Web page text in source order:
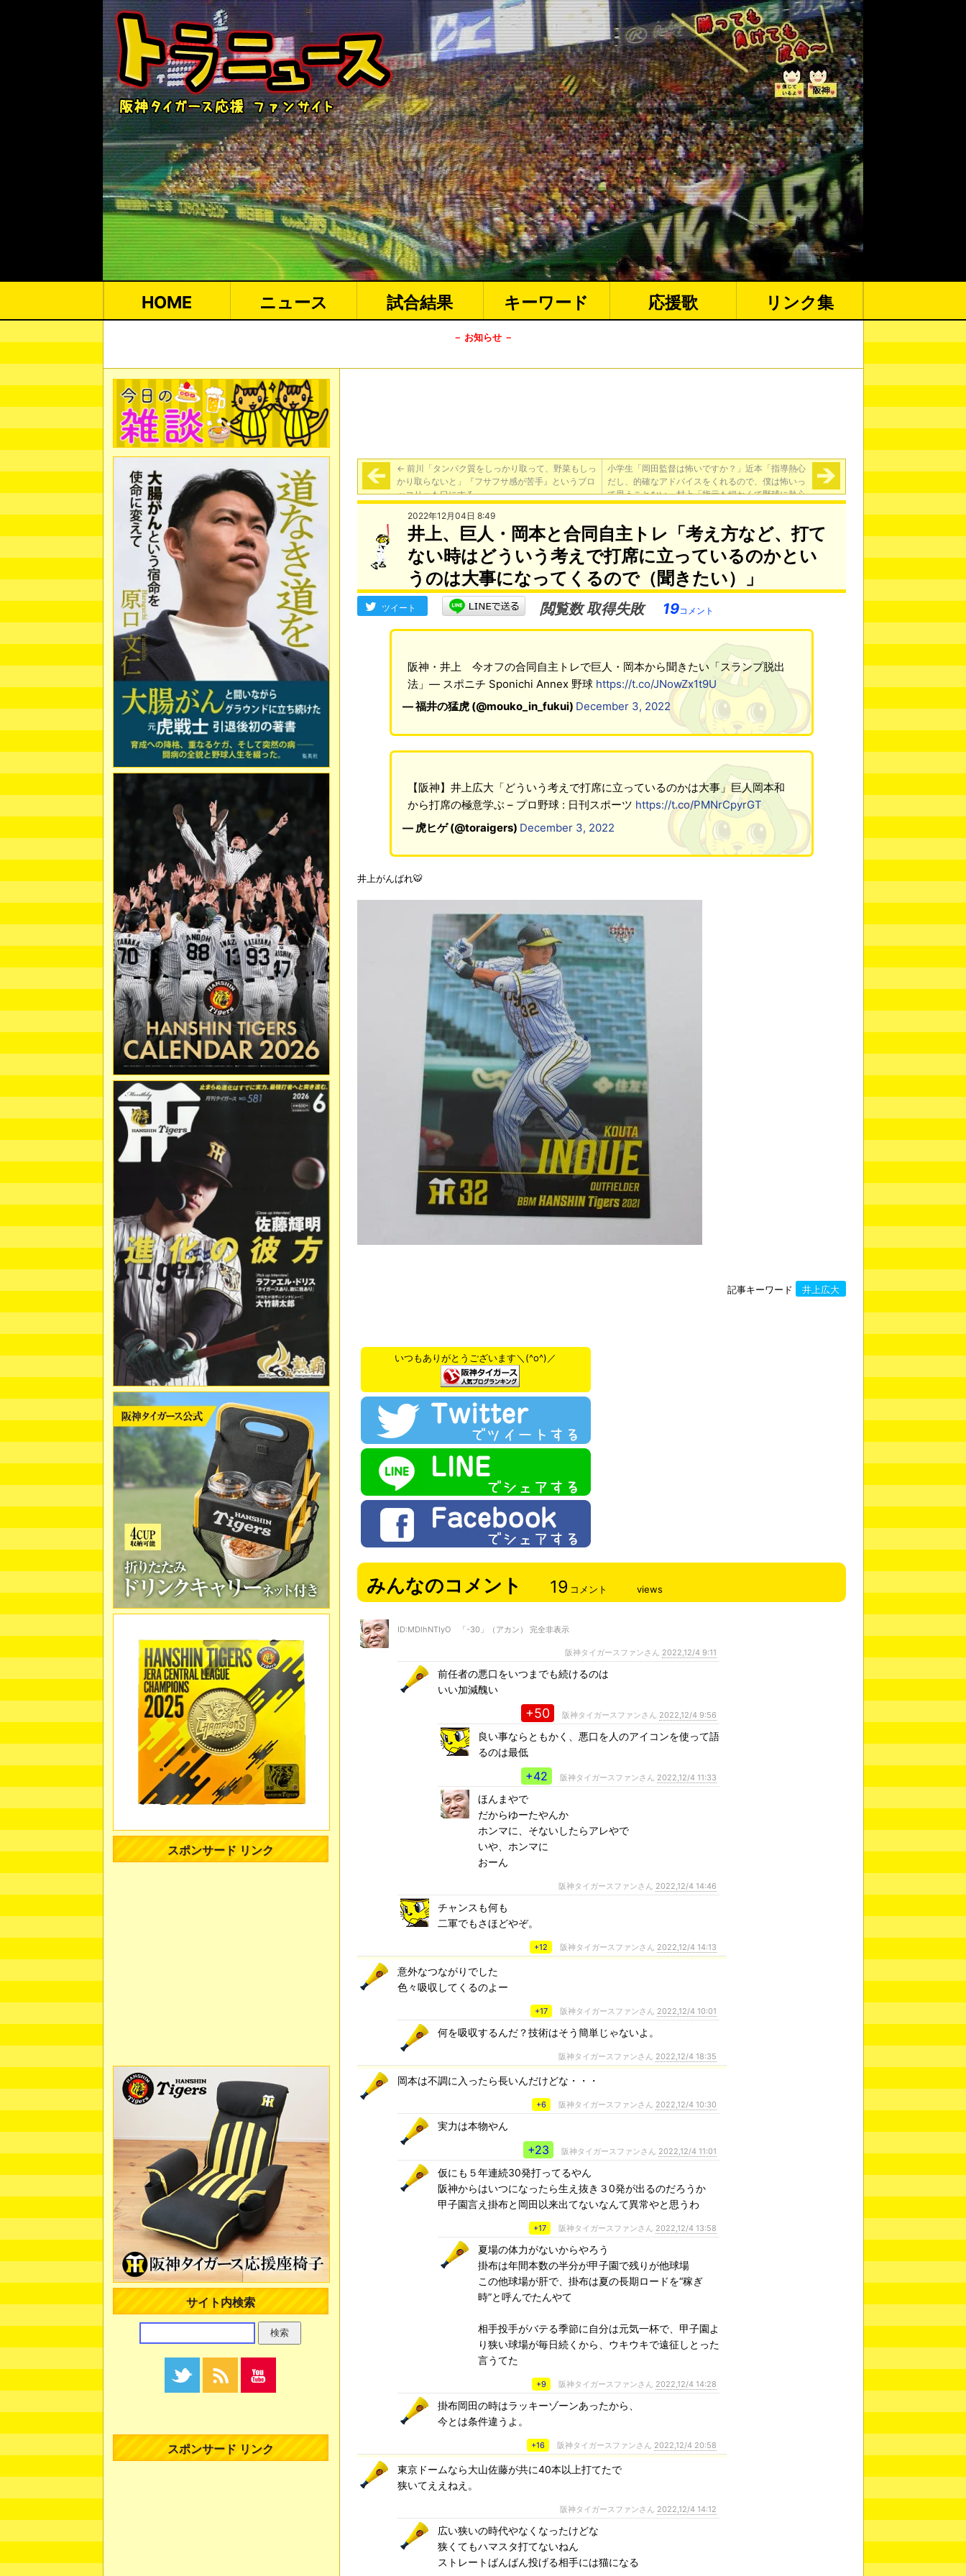
HOME ニュース 試合結果 キーワード 応援歌 リンク集
－ お知らせ －
← 前川「タンパク質をしっかり取って、野菜もしっ
かり取らないと」『フサフサ感が苦手』というブロ
ッコリーも口にする
小学生「岡田監督は怖いですか？」近本「指導熱心
だし、的確なアドバイスをくれるので、僕は怖いっ
て思うことない」村上「指示も細かくて野球に熱心
な方だなと思いました」→
2022年12月04日 8:49
井上、巨人・岡本と合同自主トレ「考え方など、打て
ない時はどういう考えで打席に立っているのかとい
うのは大事になってくるので（聞きたい）」
ツイート 閲覧数 取得失敗 19コメント
阪神・井上 今オフの合同自主トレで巨人・岡本から聞きたい「スランプ脱出
法」― スポニチ Sponichi Annex 野球 https://t.co/JNowZx1t9U
— 福井の猛虎 (@mouko_in_fukui) December 3, 2022
【阪神】井上広大「どういう考えで打席に立っているのかは大事」巨人岡本和
から打席の極意学ぶ – プロ野球 : 日刊スポーツ https://t.co/PMNrCpyrGT
— 虎ヒゲ (@toraigers) December 3, 2022
井上がんばれ🐯
記事キーワード 井上広大
いつもありがとうございます＼(^o^)／
みんなのコメント 19 コメント views
ID:MDlhNTIyO 「-30」（アカン） 完全非表示
阪神タイガースファンさん 2022,12/4 9:11
前任者の悪口をいつまでも続けるのは
いい加減醜い
+50 阪神タイガースファンさん 2022,12/4 9:56
良い事ならともかく、悪口を人のアイコンを使って語
るのは最低
+42 阪神タイガースファンさん 2022,12/4 11:33
ほんまやで
だからゆーたやんか
ホンマに、そないしたらアレやで
いや、ホンマに
おーん
阪神タイガースファンさん 2022,12/4 14:46
チャンスも何も
二軍でもさほどやぞ。
+12 阪神タイガースファンさん 2022,12/4 14:13
意外なつながりでした
色々吸収してくるのよー
+17 阪神タイガースファンさん 2022,12/4 10:01
何を吸収するんだ？技術はそう簡単じゃないよ。
阪神タイガースファンさん 2022,12/4 18:35
岡本は不調に入ったら長いんだけどな・・・
+6 阪神タイガースファンさん 2022,12/4 10:30
実力は本物やん
+23 阪神タイガースファンさん 2022,12/4 11:01
仮にも５年連続30発打ってるやん
阪神からはいつになったら生え抜き３0発が出るのだろうか
甲子園言え掛布と岡田以来出てないなんて異常やと思うわ
+17 阪神タイガースファンさん 2022,12/4 13:58
夏場の体力がないからやろう
掛布は年間本数の半分が甲子園で残りが他球場
この他球場が肝で、掛布は夏の長期ロードを“稼ぎ
時”と呼んでたんやて
相手投手がバテる季節に自分は元気一杯で、甲子園よ
り狭い球場が毎日続くから、ウキウキで遠征しとった
言うてた
+9 阪神タイガースファンさん 2022,12/4 14:28
掛布岡田の時はラッキーゾーンあったから、
今とは条件違うよ。
+16 阪神タイガースファンさん 2022,12/4 20:58
東京ドームなら大山佐藤が共に40本以上打てたで
狭いてええねえ。
阪神タイガースファンさん 2022,12/4 14:12
広い狭いの時代やなくなったけどな
狭くてもハマスタ打てないねん
ストレートばんばん投げる相手には猫になる
スポンサード リンク
サイト内検索
スポンサード リンク